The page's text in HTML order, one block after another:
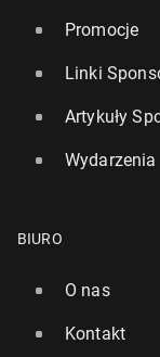
Promocje
Linki
Artykuły
Wydarzenia
BIURO
O nas
Kontakt